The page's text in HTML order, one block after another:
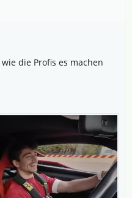
die Profis es machen